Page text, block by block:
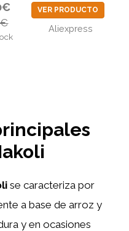
VER PRODUCTO
Aliexpress
se caracteriza por
a base de arroz y
y en ocasiones